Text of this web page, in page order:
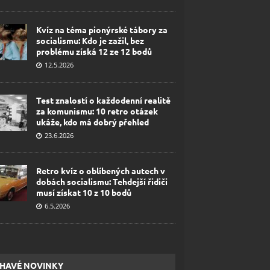
Kvíz na téma pionýrské tábory za
socialismu: Kdo je zažil, bez
problému získá 12 ze 12 bodů
12.5.2026
Test znalostí o každodenní realitě
za komunismu: 10 retro otázek
ukáže, kdo má dobrý přehled
23.6.2026
Retro kvíz o oblíbených autech v
dobách socialismu: Tehdejší řidiči
musí získat 10 z 10 bodů
6.5.2026
NOVINKY